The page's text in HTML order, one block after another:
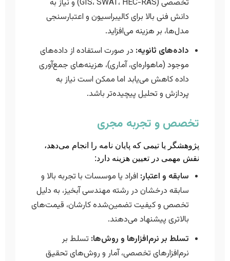
تخصصی (GIS، SWAT، HEC-RAS) و نیاز به
دانش فنی بالا برای کالیبراسیون و اعتبارسنجی
مدل‌ها، بر هزینه می‌افزاید.
داده‌های ثانویه: در صورت استفاده از داده‌های
موجود (ماهواره‌ای، آماری)، هزینه‌های جمع‌آوری
داده کاهش می‌یابد اما ممکن است نیاز به
پردازش و تحلیل پیچیده‌تر باشد.
تخصص و تجربه مجری
پژوهشگر یا تیمی که پایان نامه را انجام می‌دهد،
نقش مهمی در تعیین هزینه دارد:
سابقه و اعتبار: افراد یا موسسات با تجربه بالا و
سابقه درخشان در رشته مهندسی آبخیز، به دلیل
تخصص و کیفیت تضمین‌شده کارشان، قیمت‌های
بالاتری پیشنهاد می‌دهند.
تسلط بر نرم‌افزارها و روش‌ها: تسلط بر
نرم‌افزارهای تخصصی، آمار و روش‌های تحقیق